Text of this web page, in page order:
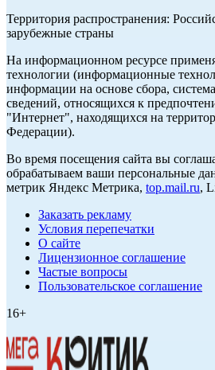
Территория распространения:
зарубежные страны
На информационном ресурсе
технологии (информационные
информации на основе сбора,
сведений, относящихся к
"Интернет", находящихся на
Федерации).
Во время посещения сайта вы
обрабатываем ваши персональные
метрик Яндекс Метрика, top.mail.ru,
Заказать рекламу
Условия перепечатки
О сайте
Лицензионное соглашение
Частые вопросы
Пользовательское соглашение
16+